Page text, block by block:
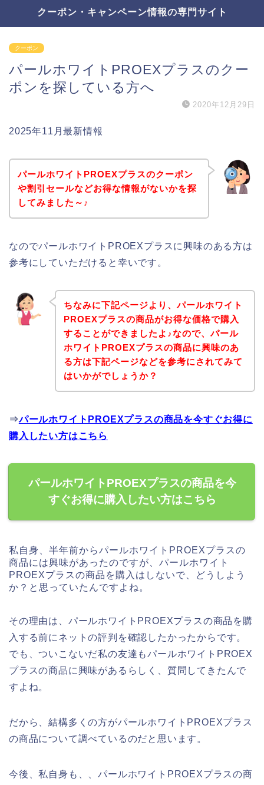
クーポン・キャンペーン情報の専門サイト
クーポン
パールホワイトPROEXプラスのクー
ポンを探している方へ
2020年12月29日
2025年11月最新情報
パールホワイトPROEXプラスのクーポン
や割引セールなどお得な情報がないかを探
してみました～♪
なのでパールホワイトPROEXプラスに興味のある方は
参考にしていただけると幸いです。
ちなみに下記ページより、パールホワイト
PROEXプラスの商品がお得な価格で購入
することができましたよ♪なので、パール
ホワイトPROEXプラスの商品に興味のあ
る方は下記ページなどを参考にされてみて
はいかがでしょうか？
⇒パールホワイトPROEXプラスの商品を今すぐお得に
購入したい方はこちら
パールホワイトPROEXプラスの商品を今
すぐお得に購入したい方はこちら
私自身、半年前からパールホワイトPROEXプラスの
商品には興味があったのですが、パールホワイト
PROEXプラスの商品を購入はしないで、どうしよう
か？と思っていたんですよね。
その理由は、パールホワイトPROEXプラスの商品を購
入する前にネットの評判を確認したかったからです。
でも、ついこないだ私の友達もパールホワイトPROEX
プラスの商品に興味があるらしく、質問してきたんで
すよね。
だから、結構多くの方がパールホワイトPROEXプラス
の商品について調べているのだと思います。
今後、私自身も、、パールホワイトPROEXプラスの商